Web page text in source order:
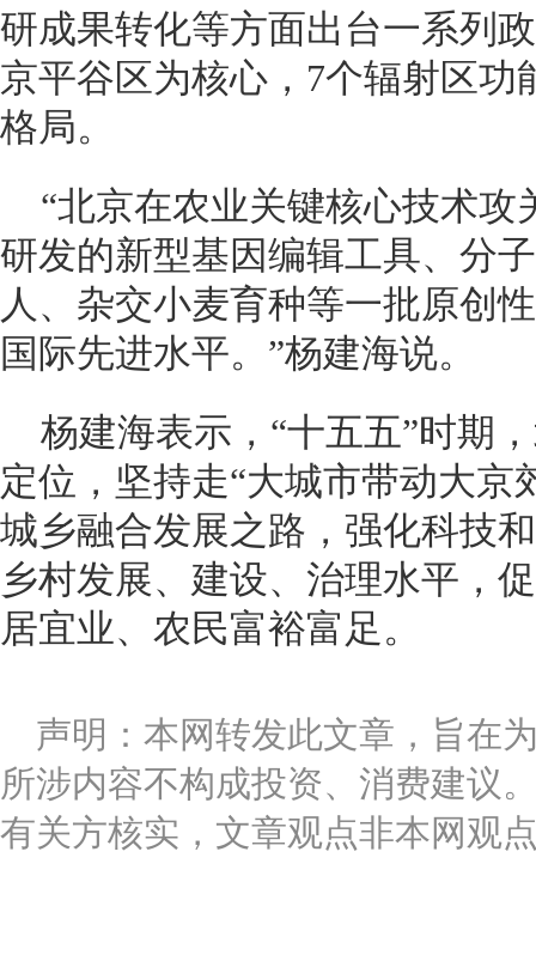
研成果转化等方面出台一系列
京平谷区为核心，7个辐射区
格局。
“北京在农业关键核心技术
研发的新型基因编辑工具、分
人、杂交小麦育种等一批原创
国际先进水平。”杨建海说。
杨建海表示，“十五五”时期
定位，坚持走“大城市带动大京
城乡融合发展之路，强化科技
乡村发展、建设、治理水平，
居宜业、农民富裕富足。
声明：本网转发此文章，旨在
所涉内容不构成投资、消费建议
有关方核实，文章观点非本网观